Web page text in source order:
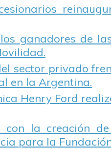
ganadores de
sector privado
en la Argentina.
Henry Ford
con la creación
para la